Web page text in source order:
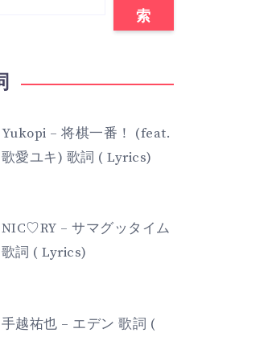
索
Yukopi – 将棋一番！ (feat.
歌愛ユキ) 歌詞 ( Lyrics)
NIC♡RY – サマグッタイム
歌詞 ( Lyrics)
手越祐也 – エデン 歌詞 (